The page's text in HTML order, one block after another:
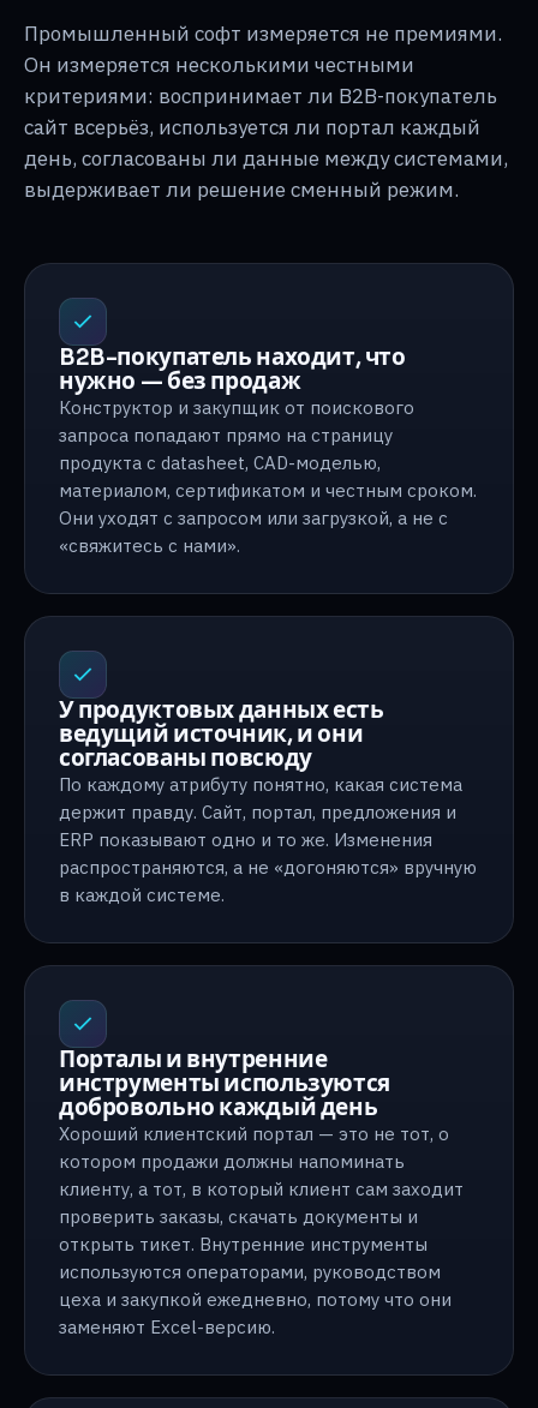
Промышленный софт измеряется не премиями.
Он измеряется несколькими честными
критериями: воспринимает ли B2B-покупатель
сайт всерьёз, используется ли портал каждый
день, согласованы ли данные между системами,
выдерживает ли решение сменный режим.
B2B-покупатель находит, что
нужно — без продаж
Конструктор и закупщик от поискового
запроса попадают прямо на страницу
продукта с datasheet, CAD-моделью,
материалом, сертификатом и честным сроком.
Они уходят с запросом или загрузкой, а не с
«свяжитесь с нами».
У продуктовых данных есть
ведущий источник, и они
согласованы повсюду
По каждому атрибуту понятно, какая система
держит правду. Сайт, портал, предложения и
ERP показывают одно и то же. Изменения
распространяются, а не «догоняются» вручную
в каждой системе.
Порталы и внутренние
инструменты используются
добровольно каждый день
Хороший клиентский портал — это не тот, о
котором продажи должны напоминать
клиенту, а тот, в который клиент сам заходит
проверить заказы, скачать документы и
открыть тикет. Внутренние инструменты
используются операторами, руководством
цеха и закупкой ежедневно, потому что они
заменяют Excel-версию.